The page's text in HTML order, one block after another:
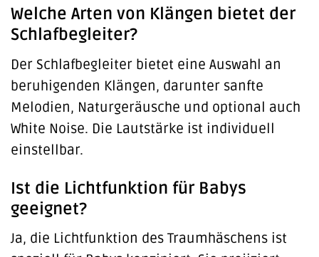
Welche Arten von Klängen bietet der
Schlafbegleiter?
Der Schlafbegleiter bietet eine Auswahl an
beruhigenden Klängen, darunter sanfte
Melodien, Naturgeräusche und optional auch
White Noise. Die Lautstärke ist individuell
einstellbar.
Ist die Lichtfunktion für Babys
geeignet?
Ja, die Lichtfunktion des Traumhäschens ist